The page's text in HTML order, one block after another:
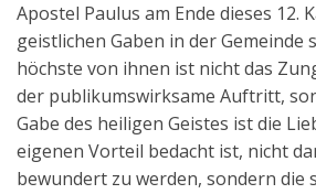
Apostel Paulus am Ende dieses 12.
geistlichen Gaben in der Gemeinde
höchste von ihnen ist nicht das
der publikumswirksame Auftritt,
Gabe des heiligen Geistes ist die
eigenen Vorteil bedacht ist, nicht
bewundert zu werden, sondern die